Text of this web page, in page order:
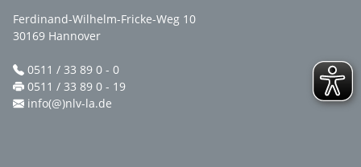
Ferdinand-Wilhelm-Fricke-Weg 10
30169 Hannover
0511 / 33 89 0 - 0
0511 / 33 89 0 - 19
info(@)nlv-la.de